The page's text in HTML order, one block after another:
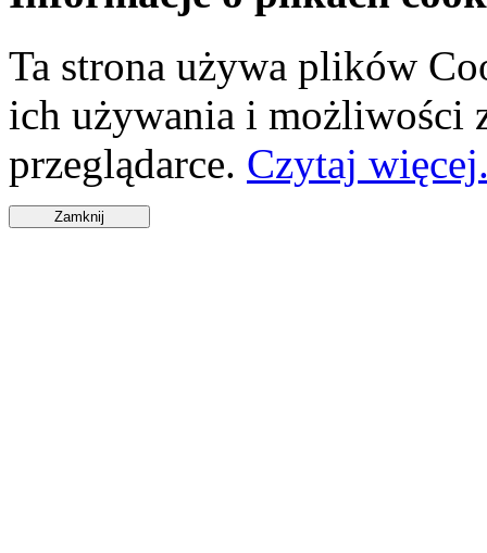
Ta strona używa plików
ich używania i możliwości
przeglądarce. Czytaj